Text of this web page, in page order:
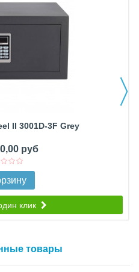
II 3001D-3F Grey
руб
клик
товары